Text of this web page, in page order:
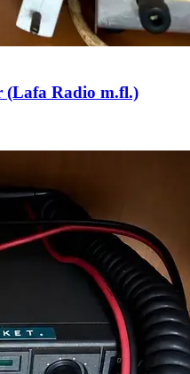
(Lafa Radio m.fl.)